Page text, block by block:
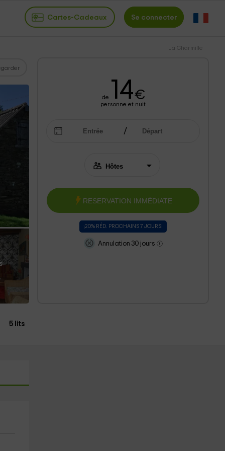
Cartes-Cadeaux Se connecter
La Charmille
de 14€
personne et nuit
RESERVATION IMMÉDIATE
¡20% RÉD. PROCHAINS 7 JOURS!
Annulation 30 jours
5 lits